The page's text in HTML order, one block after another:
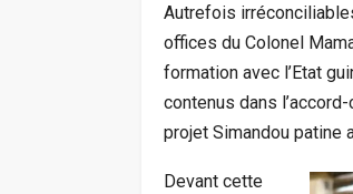
Autrefois
offices du Colonel
formation avec l’Etat
contenus dans
projet Simandou patine
Devant cette